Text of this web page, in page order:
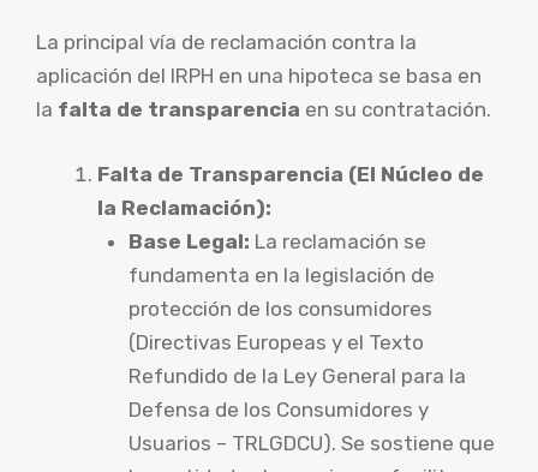
La principal vía de reclamación contra la
aplicación del IRPH en una hipoteca se basa en
la falta de transparencia en su contratación.
Falta de Transparencia (El Núcleo de
la Reclamación):
Base Legal: La reclamación se
fundamenta en la legislación de
protección de los consumidores
(Directivas Europeas y el Texto
Refundido de la Ley General para la
Defensa de los Consumidores y
Usuarios – TRLGDCU). Se sostiene que